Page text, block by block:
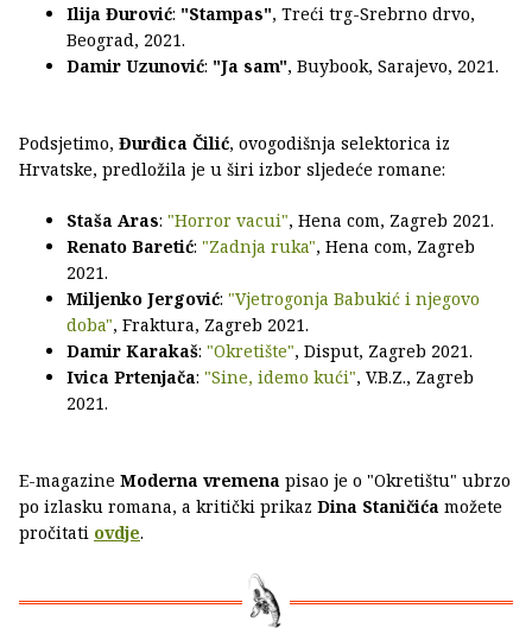
Ilija Đurović: "Stampas", Treći trg-Srebrno drvo,
Beograd, 2021.
Damir Uzunović: "Ja sam", Buybook, Sarajevo, 2021.
Podsjetimo, Đurđica Čilić, ovogodišnja selektorica iz
Hrvatske, predložila je u širi izbor sljedeće romane:
Staša Aras: "Horror vacui", Hena com, Zagreb 2021.
Renato Baretić: "Zadnja ruka", Hena com, Zagreb
2021.
Miljenko Jergović: "Vjetrogonja Babukić i njegovo
doba", Fraktura, Zagreb 2021.
Damir Karakaš: "Okretište", Disput, Zagreb 2021.
Ivica Prtenjača: "Sine, idemo kući", V.B.Z., Zagreb
2021.
E-magazine Moderna vremena pisao je o "Okretištu" ubrzo
po izlasku romana, a kritički prikaz Dina Staničića možete
pročitati ovdje.